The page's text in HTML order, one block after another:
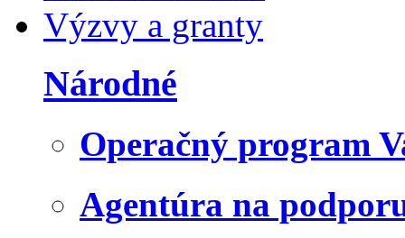
Výzvy a granty
Národné
Operačný program
Agentúra na